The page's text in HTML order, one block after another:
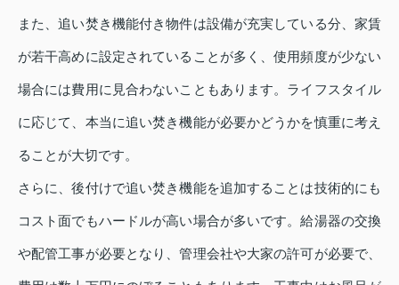
また、追い焚き機能付き物件は設備が充実している分、家賃
が若干高めに設定されていることが多く、使用頻度が少ない
場合には費用に見合わないこともあります。ライフスタイル
に応じて、本当に追い焚き機能が必要かどうかを慎重に考え
ることが大切です。
さらに、後付けで追い焚き機能を追加することは技術的にも
コスト面でもハードルが高い場合が多いです。給湯器の交換
や配管工事が必要となり、管理会社や大家の許可が必要で、